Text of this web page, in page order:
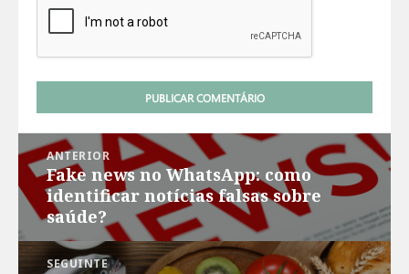
Navegação
de
Post
ANTERIOR
Post
anterior:
Fake news no WhatsApp: como
identificar notícias falsas sobre
saúde?
SEGUINTE